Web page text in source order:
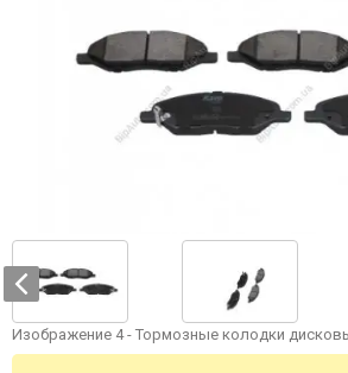
Изображение 4 - Тормозные колодки